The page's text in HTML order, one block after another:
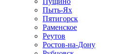
Пыть-Ях
Пятигорск
Раменское
Реутов
Ростов-на-Дону